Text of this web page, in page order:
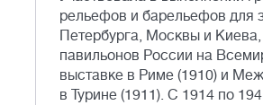
рельефов и барельефов для
Петербурга, Москвы и Киева,
павильонов России на
выставке в Риме (1910) и
в Турине (1911). С 1914 по